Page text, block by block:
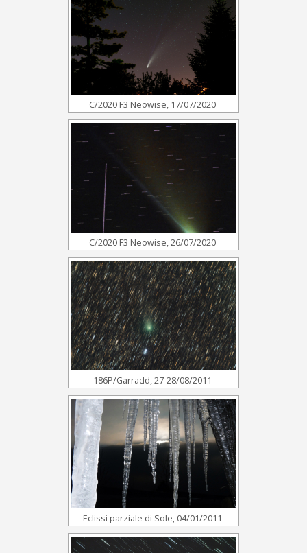
C/2020 F3 Neowise, 17/07/2020
C/2020 F3 Neowise, 26/07/2020
186P/Garradd, 27-28/08/2011
Eclissi parziale di Sole, 04/01/2011